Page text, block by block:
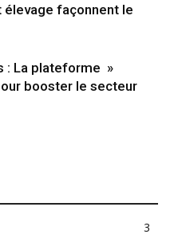
élevage façonnent le
: La plateforme »
booster le secteur
3